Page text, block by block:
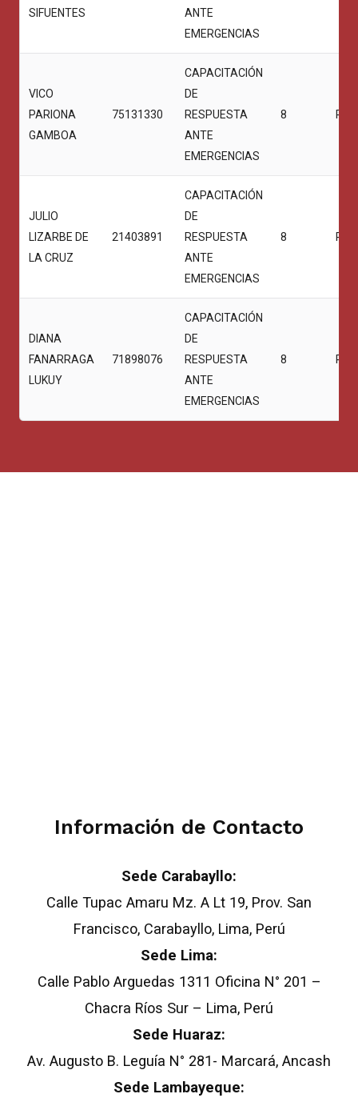
SIFUENTES
ANTE
EMERGENCIAS
VICO
PARIONA
GAMBOA
75131330
CAPACITACIÓN
DE
RESPUESTA
ANTE
EMERGENCIAS
8
JULIO
LIZARBE DE
LA CRUZ
21403891
CAPACITACIÓN
DE
RESPUESTA
ANTE
EMERGENCIAS
8
DIANA
FANARRAGA
LUKUY
71898076
CAPACITACIÓN
DE
RESPUESTA
ANTE
EMERGENCIAS
8
Información de Contacto
Sede Carabayllo:
Calle Tupac Amaru Mz. A Lt 19, Prov. San
Francisco, Carabayllo, Lima, Perú
Sede Lima:
Calle Pablo Arguedas 1311 Oficina N° 201 –
Chacra Ríos Sur – Lima, Perú
Sede Huaraz:
Av. Augusto B. Leguía N° 281- Marcará, Ancash
Sede Lambayeque: